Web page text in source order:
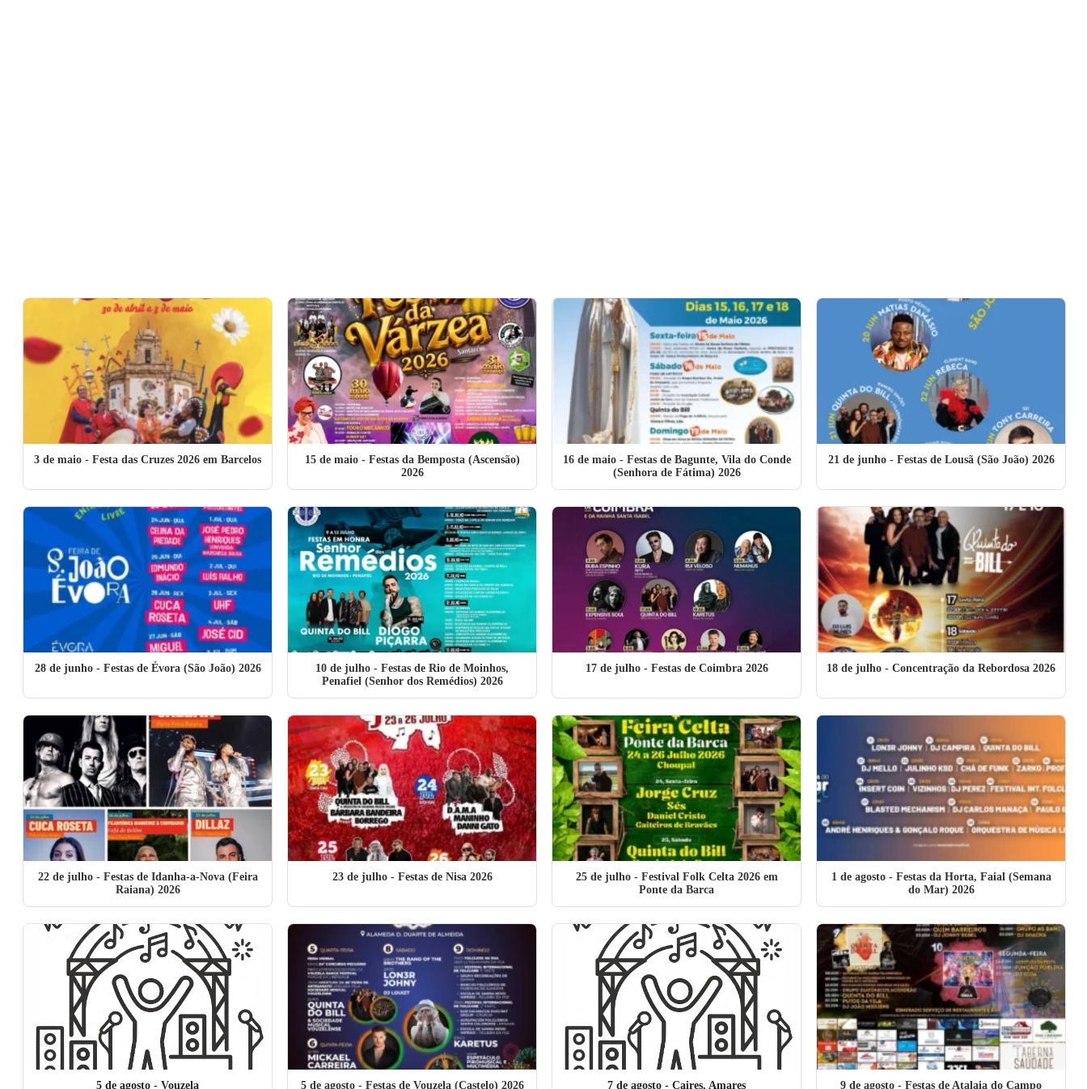
3 de maio - Festa das Cruzes 2026 em Barcelos 15 de maio- Festas da Bemposta (Ascensão)
2026
16 de maio- Festas de Bagunte, Vila do Conde
(Senhora de Fátima) 2026
21 de junho- Festas de Lousã (São João) 2026
28 de junho- Festas de Évora (São João) 2026 10 de julho - Festas de Rio de Moinhos,
Penafiel (Senhor dos Remédios) 2026
17 de julho- Festas de Coimbra 2026 18 de julho - Concentração da Rebordosa 2026
22 de julho- Festas de Idanha-a-Nova (Feira
Raiana) 2026
23 de julho- Festas de Nisa 2026 25 de julho- Festival Folk Celta 2026 em
Ponte da Barca
1 de agosto- Festas da Horta, Faial (Semana
do Mar) 2026
5 de agosto - Vouzela 5 de agosto- Festas de Vouzela (Castelo) 2026 7 de agosto - Caires, Amares 9 de agosto - Festas de Atalaia do Campo